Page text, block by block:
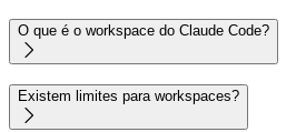
O que é o workspace do Claude Code?

Existem limites para workspaces?
